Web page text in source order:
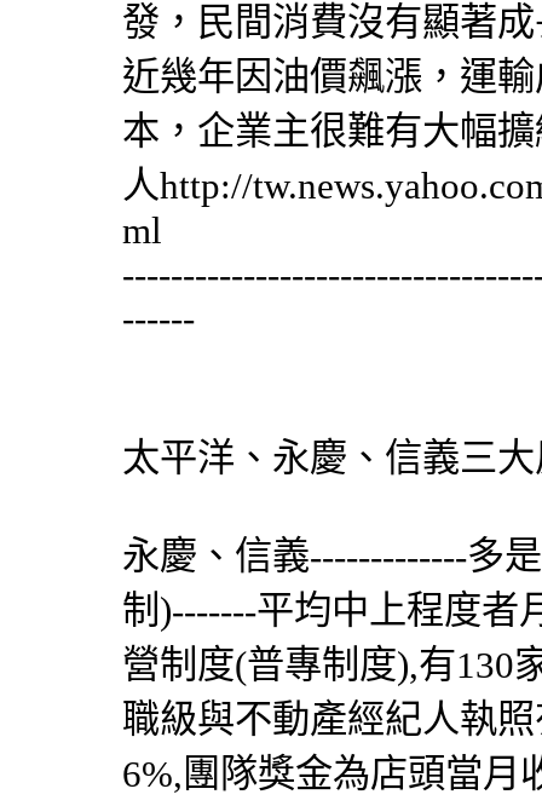
發，民間消費沒有顯著
近幾年因油價飆漲，運
本，企業主很難有大幅
人http://
ml
------
太平洋、永慶、信義三
永慶、信義-------------多
制)-------平均中上程度者
營制度(普專制度),有130
職級與不動產經紀人執
6%,團隊獎金為店頭當月